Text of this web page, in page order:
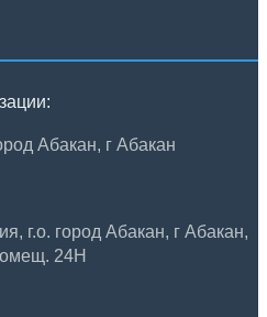
Абакан, г Абакан
г.о. город Абакан, г Абакан,
24Н